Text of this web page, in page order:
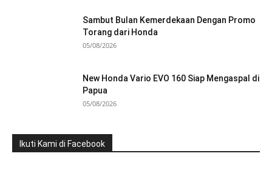
Sambut Bulan Kemerdekaan Dengan Promo
Torang dari Honda
05/08/2026
New Honda Vario EVO 160 Siap Mengaspal di
Papua
05/08/2026
Ikuti Kami di Facebook